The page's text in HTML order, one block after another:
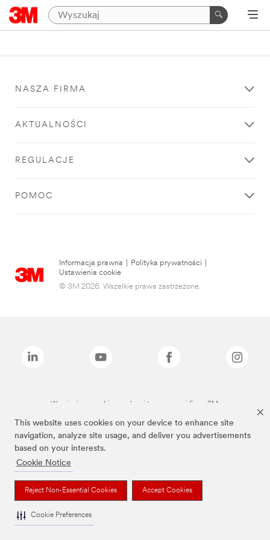
This website uses cookies on your device to enhance site
navigation, analyze site usage, and deliver you advertisements
based on your interests.
Cookie Notice
Reject Non-Essential Cookies Accept Cookies
Cookie Preferences
NASZA FIRMA
AKTUALNOŚCI
REGULACJE
POMOC
Informacja prawna Polityka prywatności
Ustawienia cookie
© 3M 2026. Wszelkie prawa zastrzeżone.
Wymienione marki są znakami towarowymi firmy 3M.